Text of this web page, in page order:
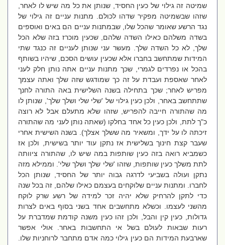
שמיטה זה גילוי של כעין החסיד, שנותן את כל מה שיש לו לאחר,
שזהו שבשמיטה מפקיר שדהו לכולם. מתנות עניים זה גילוי של
נגד הרשע שאומר שהכל שלו, שבמתנות עניים הם באים ואוספים
בשדה משלהם כאילו השדה שלהם, שכעין מוכרז בזה שלא הכל
שלך, לא כל השדה שלך. מעשר עני שנותן לעניים זה כנגד שתי
המידות שמתחשב בחברו אלא שכעין עושים הסכם, שיהיו בשותף
בהכל או נפרדים לגמרי, שכך מתנות עניים אתה נותן חלק לעני
לאחר שאספת ועבדת על זה כך שמודגש שזה שלך ואתה עצמך
מפריש לאחר; שכך בתחילה בשנה השלישית באה התורה לחנך
שתתחשב באחר, ולכן כעין גילוי של 'שלי שלי ושלך שלך', שנותן לו
מה שהתורה חייבה להפריש, שזהו שלא מתעלם אבל לא רוצה
כ"ך לתת, ולכן כעין כל אחד בחלקו (שאתה נותן לעני מה שהתורה
זיכתה לו על ידך, ומשאיר מה ששלך אצלך). בשנה השישית אחרי
שעבר קצת חינוך בשלישית אז נתקן עוד יותר בשישית, ולכן אז
כשמביא רואה בזה כעין שותפות במה שיש לו, שהתורה ציוותה
לתת משלך כעין שותפות, שזהו 'שלי שלך ושלך שלי'. וממילא מזה
נתקן ועולה בשביעי לדרגה גבוה יותר של החסיד, שנותן הכל
לחברו. ומתנות עניים שלוקחים בעצמם כאילו שלהם, זה בכל שנה
כדי לתקן להרחיק שלא יהיה זכר למידה של רשע שרק לוקח
מהשני לעצמו. וכשלא מתחשבים אחד בשני בסוף באים לצרות
גדולות, כעין קין והבל, ולכן זהו כעין משנה קודמת שמדברת על
רעות שבאות לעולם בשל אי התחשבות באחר. אולי אפשר
שארבעת המידות הם כעין גילוי כמה אדם מתחבר לרוחניות שלו.